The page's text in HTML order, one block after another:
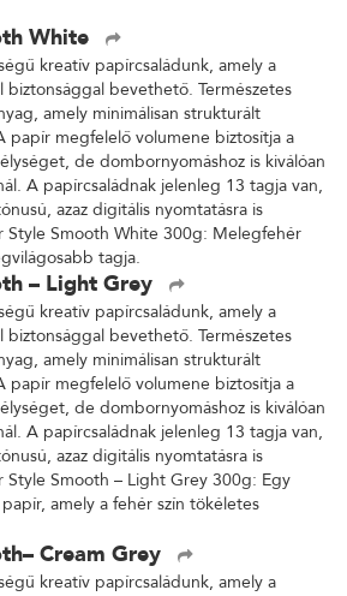
White
kreatív papírcsaládunk, amely a
bevethető. Természetes
amely minimálisan strukturált
papír megfelelő volumene biztosítja a
de dombornyomáshoz is kiválóan
A papírcsaládnak jelenleg 13 tagja van,
azaz digitális nyomtatásra is
Style Smooth White 300g: Melegfehér
tagja.
– Light Grey
kreatív papírcsaládunk, amely a
bevethető. Természetes
amely minimálisan strukturált
papír megfelelő volumene biztosítja a
de dombornyomáshoz is kiválóan
A papírcsaládnak jelenleg 13 tagja van,
azaz digitális nyomtatásra is
Style Smooth – Light Grey 300g: Egy
amely a fehér szín tökéletes
Cream Grey
kreatív papírcsaládunk, amely a